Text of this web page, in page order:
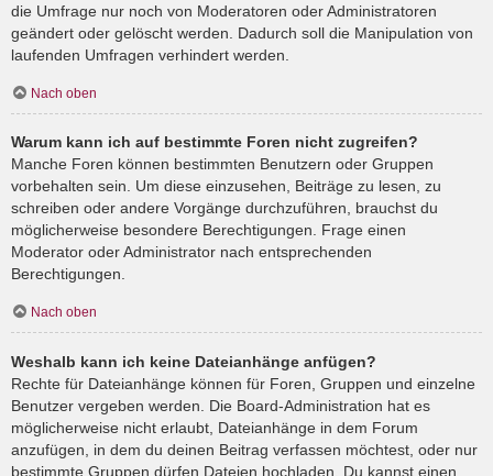
die Umfrage nur noch von Moderatoren oder Administratoren
geändert oder gelöscht werden. Dadurch soll die Manipulation von
laufenden Umfragen verhindert werden.
Nach oben
Warum kann ich auf bestimmte Foren nicht zugreifen?
Manche Foren können bestimmten Benutzern oder Gruppen
vorbehalten sein. Um diese einzusehen, Beiträge zu lesen, zu
schreiben oder andere Vorgänge durchzuführen, brauchst du
möglicherweise besondere Berechtigungen. Frage einen
Moderator oder Administrator nach entsprechenden
Berechtigungen.
Nach oben
Weshalb kann ich keine Dateianhänge anfügen?
Rechte für Dateianhänge können für Foren, Gruppen und einzelne
Benutzer vergeben werden. Die Board-Administration hat es
möglicherweise nicht erlaubt, Dateianhänge in dem Forum
anzufügen, in dem du deinen Beitrag verfassen möchtest, oder nur
bestimmte Gruppen dürfen Dateien hochladen. Du kannst einen